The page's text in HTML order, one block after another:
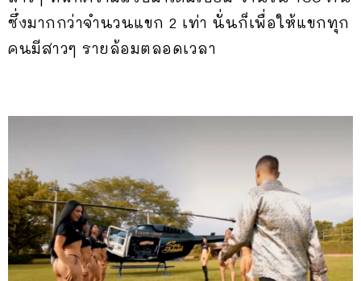
ซึ่งมากกว่าจำนวนแขก 2 เท่า นั่นก็เพื่อให้แขกทุก
คนมีสาวๆ รายล้อมตลอดเวลา